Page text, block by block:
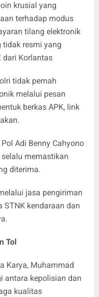
krusial yang
terhadap modus
tilang elektronik
resmi yang
dari Korlantas
tidak pernah
melalui pesan
berkas APK, link
Adi Benny Cahyono
memastikan
diterima.
jasa pengiriman
STNK kendaraan dan
Tol
Karya, Muhammad
antara kepolisian dan
kualitas